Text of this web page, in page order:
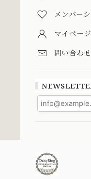
メンバー
マイページ
問い合わせ